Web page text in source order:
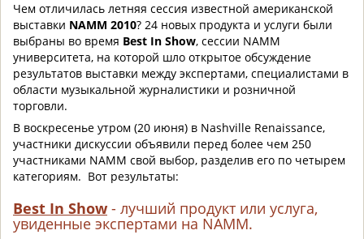
Чем отличилась летняя сессия известной американской
выставки NAMM 2010? 24 новых продукта и услуги были
выбраны во время Best In Show, сессии NAMM
университета, на которой шло открытое обсуждение
результатов выставки между экспертами, специалистами в
области музыкальной журналистики и розничной
торговли.
В воскресенье утром (20 июня) в Nashville Renaissance,
участники дискуссии объявили перед более чем 250
участниками NAMM свой выбор, разделив его по четырем
категориям. Вот результаты:
Best In Show - лучший продукт или услуга,
увиденные экспертами на NAMM.